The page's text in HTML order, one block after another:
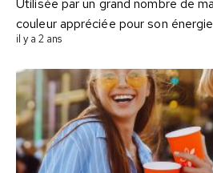
Utilisée par un grand nombre de
couleur appréciée pour son
il y a 2 ans